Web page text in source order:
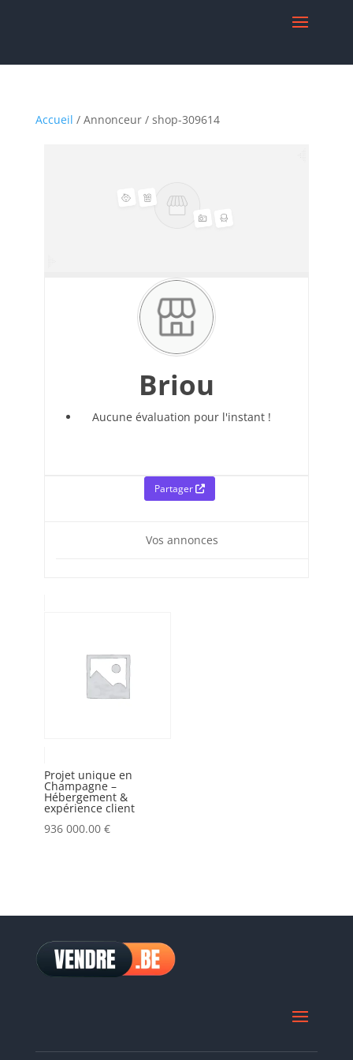
Accueil / Annonceur / shop-309614
Briou
Aucune évaluation pour l'instant !
Partager
Vos annonces
Projet unique en
Champagne –
Hébergement &
expérience client
936 000.00 €